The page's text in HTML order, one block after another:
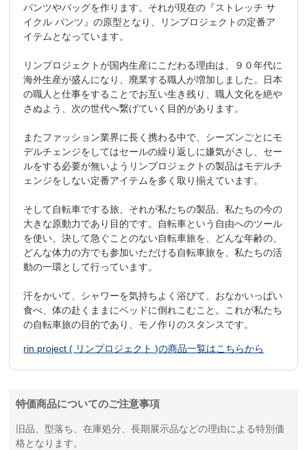
パンツやバッグを作ります。それが現在の『ストレッチ サ
イクル パンツ』の原型となり、リンプロジェクトの定番ア
イテムとなっています。
リンプロジェクトが国内生産にこだわる理由は、９０年代に
海外生産が盛んになり、廃業する職人が増加しました。日本
の職人と仕事をすることでお互い生き残り、職人文化を絶や
さぬよう、次の世代へ繋げていく目的があります。
またファッション業界に長く携わる中で、シーズンごとにモ
デルチェンジをしてはセールの繰り返しに嫌気がさし、セー
ルをする必要が無いようリンプロジェクトの製品はモデルチ
ェンジをしない定番アイテムを多く取り揃えています。
そして自転車でする旅、それが私たちの製品、私たちの今の
大きな原動力であり目的です。自転車という自由へのツール
を使い、決して急ぐことのない自転車旅を、どんな年齢の、
どんな体力の方でも参加いただける自転車旅を、私たちの活
動の一環として行っています。
汗をかいて、シャワーを気持ちよく浴びて、おなかいっぱい
食べ、体の赴くままにベッドに倒れこむこと。これが私たち
の自転車旅の目的であり、モノ作りのスタンスです。
rin project ( リンプロジェクト )の商品一覧はこちらから
特価商品についてのご注意事項
旧品、型落ち、在庫処分、長期展示品などの理由による特別価
格となります。